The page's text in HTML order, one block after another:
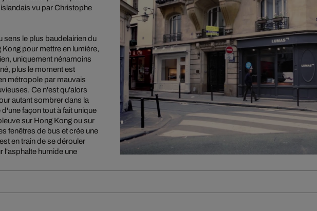
vu par Christophe
sens le plus baudelairien du
pour mettre en lumière,
uniquement nénamoins
plus le moment est
métropole par mauvais
Ce n'est qu'alors
autant sombrer dans la
façon tout à fait unique
sur Hong Kong ou sur
fenêtres de bus et crée une
en train de se dérouler
l'asphalte humide une